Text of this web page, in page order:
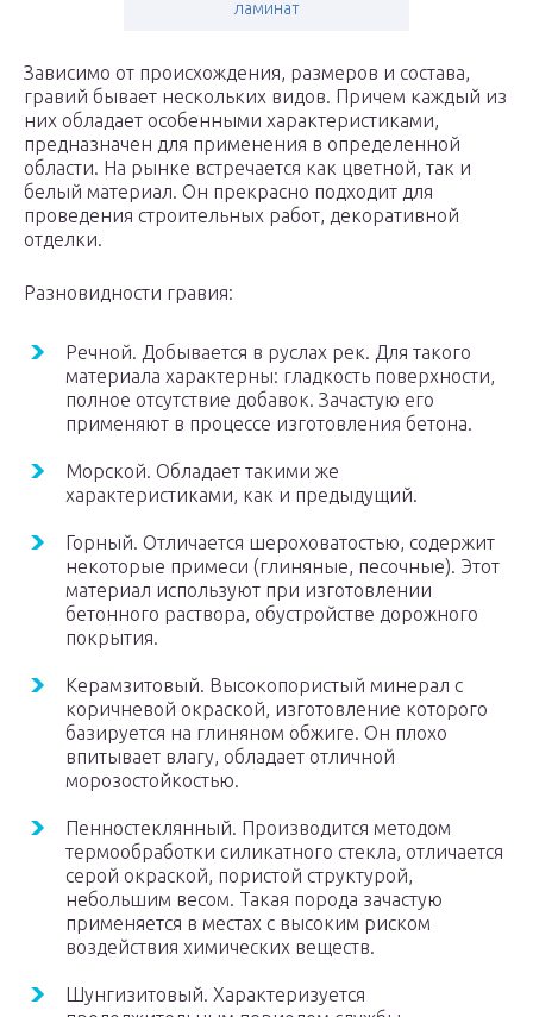
ламинат
Зависимо от происхождения, размеров и состава,
гравий бывает нескольких видов. Причем каждый из
них обладает особенными характеристиками,
предназначен для применения в определенной
области. На рынке встречается как цветной, так и
белый материал. Он прекрасно подходит для
проведения строительных работ, декоративной
отделки.
Разновидности гравия:
Речной. Добывается в руслах рек. Для такого
материала характерны: гладкость поверхности,
полное отсутствие добавок. Зачастую его
применяют в процессе изготовления бетона.
Морской. Обладает такими же
характеристиками, как и предыдущий.
Горный. Отличается шероховатостью, содержит
некоторые примеси (глиняные, песочные). Этот
материал используют при изготовлении
бетонного раствора, обустройстве дорожного
покрытия.
Керамзитовый. Высокопористый минерал с
коричневой окраской, изготовление которого
базируется на глиняном обжиге. Он плохо
впитывает влагу, обладает отличной
морозостойкостью.
Пенностеклянный. Производится методом
термообработки силикатного стекла, отличается
серой окраской, пористой структурой,
небольшим весом. Такая порода зачастую
применяется в местах с высоким риском
воздействия химических веществ.
Шунгизитовый. Характеризуется